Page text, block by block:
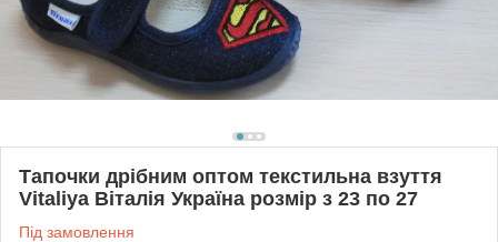
Тапочки дрібним оптом текстильна взуття
Vitaliya Віталія Україна розмір з 23 по 27
Під замовлення